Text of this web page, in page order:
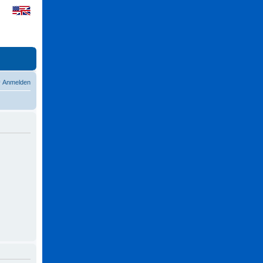
Anmelden